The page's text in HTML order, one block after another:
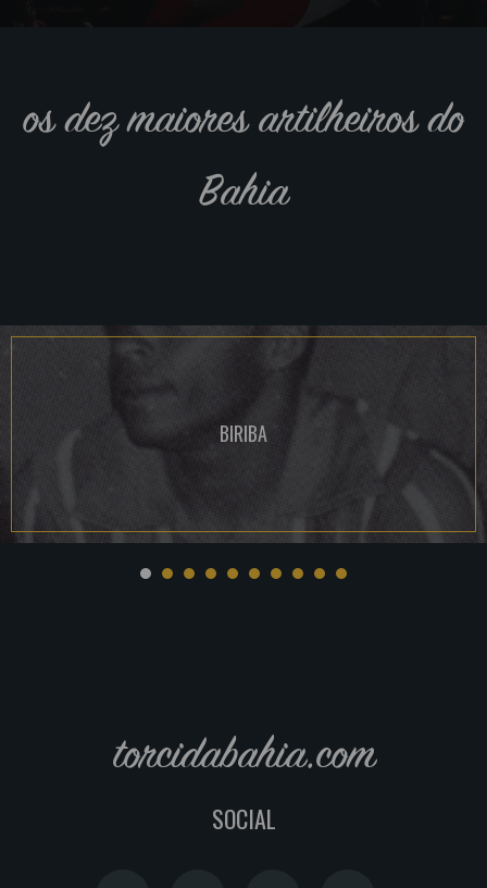
os dez maiores artilheiros do
Bahia
BIRIBA
torcidabahia.com
SOCIAL